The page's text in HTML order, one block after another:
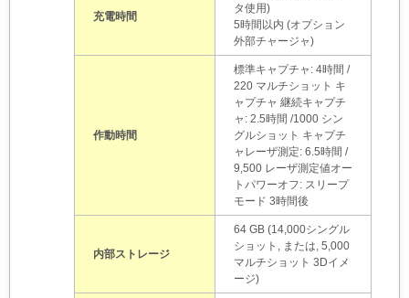
充電時間
タ使用)
5時間以内 (オプション
外部チャージャ)
作動時間
標準キャプチャ: 4時間 /
220 マルチショット キ
ャプチャ 継続キャプチ
ャ: 2.5時間 /1000 シン
グルショット キャプチ
ャ レーザ測定: 6.5時間 /
9,500 レーザ測定値 オー
トパワーオフ: スリープ
モード 3時間後
内部ストレージ
64 GB (14,000シングル
ショット, または, 5,000
マルチショット 3Dイメ
ージ)